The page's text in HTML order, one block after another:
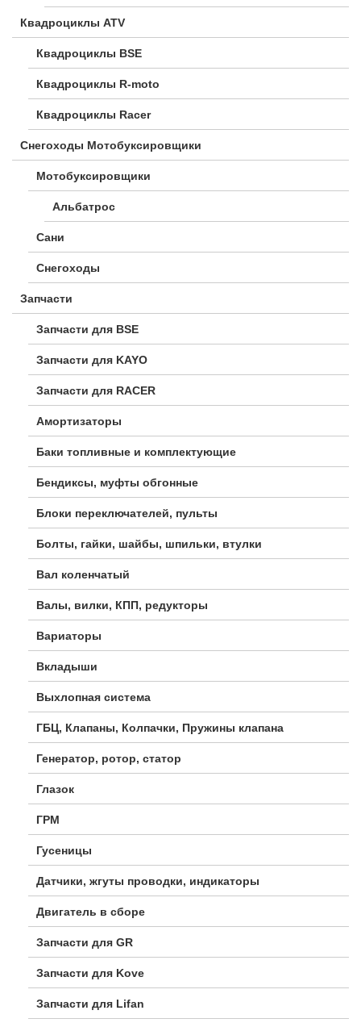
Квадроциклы ATV
Квадроциклы BSE
Квадроциклы R-moto
Квадроциклы Racer
Снегоходы Мотобуксировщики
Мотобуксировщики
Альбатрос
Сани
Снегоходы
Запчасти
Запчасти для BSE
Запчасти для KAYO
Запчасти для RACER
Амортизаторы
Баки топливные и комплектующие
Бендиксы, муфты обгонные
Блоки переключателей, пульты
Болты, гайки, шайбы, шпильки, втулки
Вал коленчатый
Валы, вилки, КПП, редукторы
Вариаторы
Вкладыши
Выхлопная система
ГБЦ, Клапаны, Колпачки, Пружины клапана
Генератор, ротор, статор
Глазок
ГРМ
Гусеницы
Датчики, жгуты проводки, индикаторы
Двигатель в сборе
Запчасти для GR
Запчасти для Kove
Запчасти для Lifan